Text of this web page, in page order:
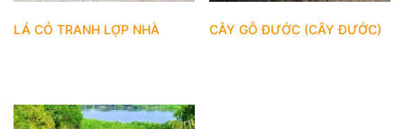
LÁ CỎ TRANH LỢP NHÀ CÂY GỖ ĐƯỚC (CÂY ĐƯỚC)